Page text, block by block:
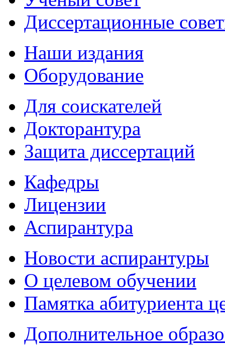
Диссертационные
Наши издания
Оборудование
Для соискателей
Докторантура
Защита диссертаций
Кафедры
Лицензии
Аспирантура
Новости аспирантуры
О целевом обучении
Памятка абитуриента
Дополнительное